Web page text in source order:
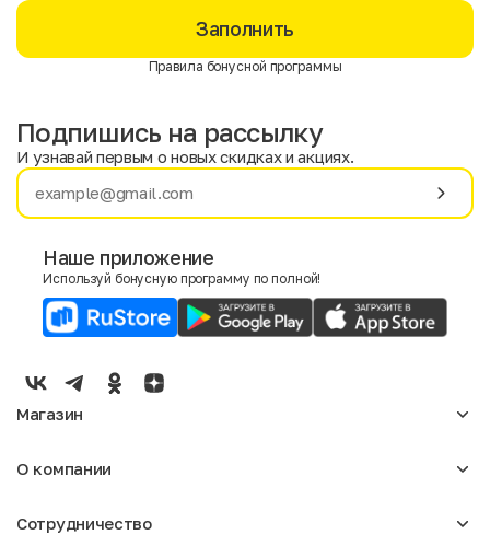
Заполнить
Правила бонусной программы
Имя
E-mail
Мужской
Женский
Подпишись на рассылку
И узнавай первым о новых скидках и акциях.
Наше приложение
Используй бонусную программу по полной!
Магазин
Мужское
О компании
Отзывы
Сотрудничество